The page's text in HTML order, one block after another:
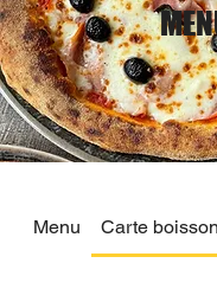
Menu Carte